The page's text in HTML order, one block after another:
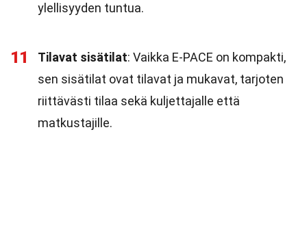
ylellisyyden tuntua.
11 Tilavat sisätilat: Vaikka E-PACE on kompakti,
sen sisätilat ovat tilavat ja mukavat, tarjoten
riittävästi tilaa sekä kuljettajalle että
matkustajille.